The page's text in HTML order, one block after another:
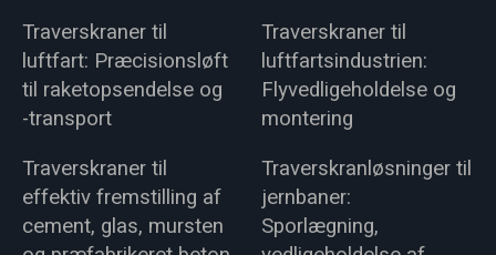
Traverskraner til
luftfart: Præcisionsløft
til raketopsendelse og
-transport
Traverskraner til
luftfartsindustrien:
Flyvedligeholdelse og
montering
Traverskraner til
effektiv fremstilling af
cement, glas, mursten
Traverskranløsninger til
jernbaner:
Sporlægning,